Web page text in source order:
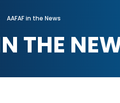
AAFAF in the News
THE